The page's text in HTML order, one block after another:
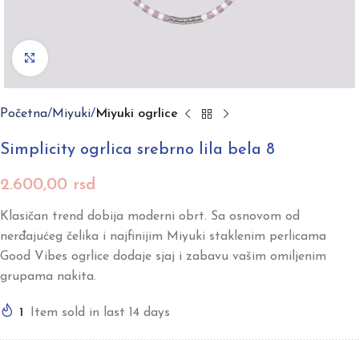
Početna Miyuki Miyuki ogrlice
Simplicity ogrlica srebrno lila bela 8
2.600,00 rsd
Klasičan trend dobija moderni obrt. Sa osnovom od
nerđajućeg čelika i najfinijim Miyuki staklenim perlicama
Good Vibes ogrlice dodaje sjaj i zabavu vašim omiljenim
grupama nakita.
1 Item sold in last 14 days